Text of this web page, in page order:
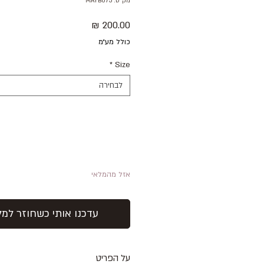
כולל מע״מ
Size
*
לבחירה
אזל מהמלאי
עדכנו אותי כשחוזר
על הפריט